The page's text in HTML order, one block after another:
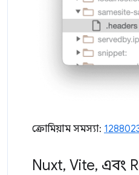
ক্রোমিয়াম সমস্যা:
Nuxt, Vite, এবং